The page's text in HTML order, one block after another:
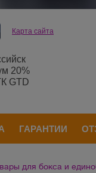
Карта сайта
20%
GTD
ГАРАНТИИ
для бокса и